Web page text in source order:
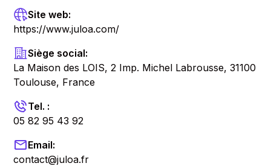
Site web:
https://www.juloa.com/
Siège social:
La Maison des LOIS, 2 Imp. Michel Labrousse, 31100
Toulouse, France
Tel. :
05 82 95 43 92
Email:
contact@juloa.fr